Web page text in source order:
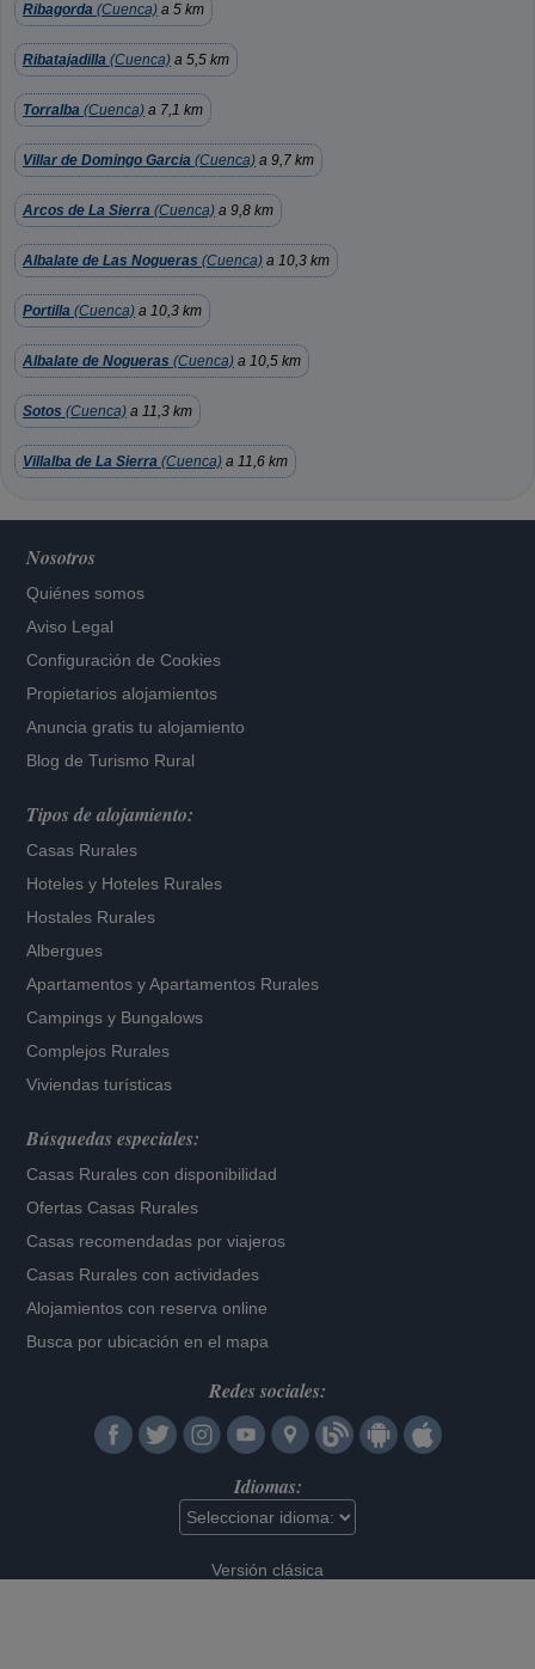
Ribagorda (Cuenca) a 5 km
Ribatajadilla (Cuenca) a 5,5 km
Torralba (Cuenca) a 7,1 km
Villar de Domingo Garcia (Cuenca) a 9,7 km
Arcos de La Sierra (Cuenca) a 9,8 km
Albalate de Las Nogueras (Cuenca) a 10,3 km
Portilla (Cuenca) a 10,3 km
Albalate de Nogueras (Cuenca) a 10,5 km
Sotos (Cuenca) a 11,3 km
Villalba de La Sierra (Cuenca) a 11,6 km
Nosotros
Quiénes somos
Aviso Legal
Configuración de Cookies
Propietarios alojamientos
Anuncia gratis tu alojamiento
Blog de Turismo Rural
Tipos de alojamiento:
Casas Rurales
Hoteles y Hoteles Rurales
Hostales Rurales
Albergues
Apartamentos yApartamentos Rurales
Campings y Bungalows
Complejos Rurales
Viviendas turísticas
Búsquedas especiales:
Casas Rurales con disponibilidad
Ofertas Casas Rurales
Casas recomendadas por viajeros
Casas Rurales con actividades
Alojamientos con reserva online
Busca por ubicación en el mapa
Redes sociales:
Idiomas:
Versión clásica